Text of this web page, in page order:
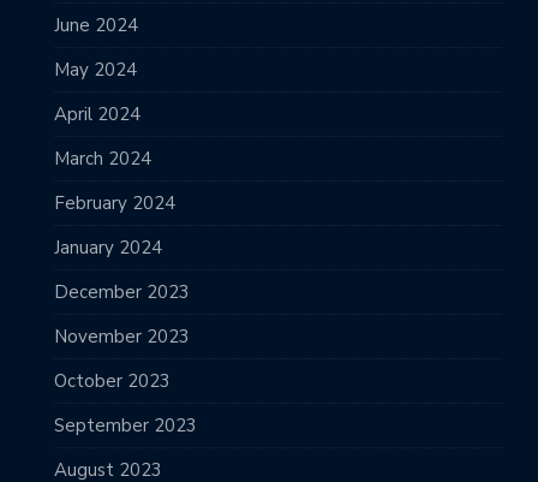
June 2024
May 2024
April 2024
March 2024
February 2024
January 2024
December 2023
November 2023
October 2023
September 2023
August 2023